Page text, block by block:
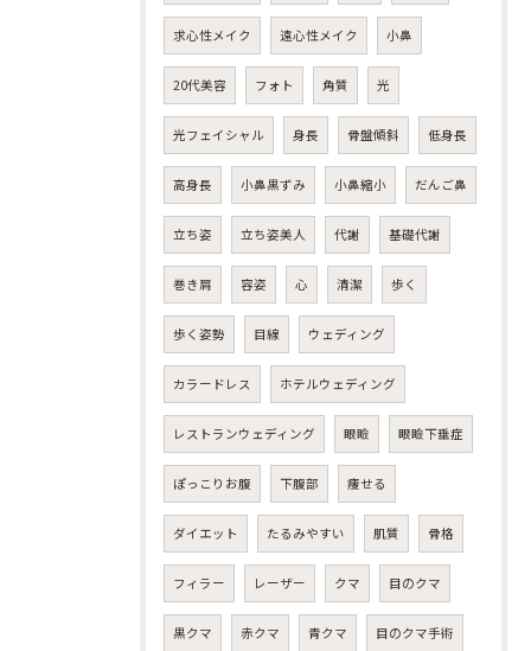
求心性メイク 遠心性メイク 小鼻
20代美容 フォト 角質 光
光フェイシャル 身長 骨盤傾斜 低身長
高身長 小鼻黒ずみ 小鼻縮小 だんご鼻
立ち姿 立ち姿美人 代謝 基礎代謝
巻き肩 容姿 心 清潔 歩く
歩く姿勢 目線 ウェディング
カラードレス ホテルウェディング
レストランウェディング 眼瞼 眼瞼下垂症
ぽっこりお腹 下腹部 痩せる
ダイエット たるみやすい 肌質 骨格
フィラー レーザー クマ 目のクマ
黒クマ 赤クマ 青クマ 目のクマ手術